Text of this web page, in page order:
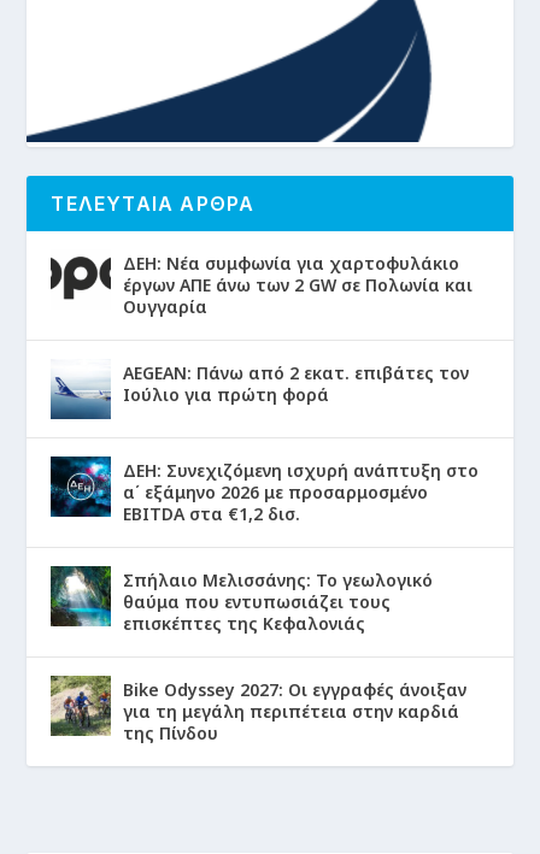
ΤΕΛΕΥΤΑΙΑ ΑΡΘΡΑ
ΔΕΗ: Νέα συμφωνία για χαρτοφυλάκιο
έργων ΑΠΕ άνω των 2 GW σε Πολωνία και
Ουγγαρία
AEGEAN: Πάνω από 2 εκατ. επιβάτες τον
Ιούλιο για πρώτη φορά
ΔΕΗ: Συνεχιζόμενη ισχυρή ανάπτυξη στο
α΄ εξάμηνο 2026 με προσαρμοσμένο
EBITDA στα €1,2 δισ.
Σπήλαιο Μελισσάνης: Το γεωλογικό
θαύμα που εντυπωσιάζει τους
επισκέπτες της Κεφαλονιάς
Bike Odyssey 2027: Οι εγγραφές άνοιξαν
για τη μεγάλη περιπέτεια στην καρδιά
της Πίνδου